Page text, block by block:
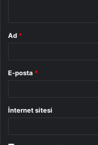
Ad *
E-posta *
İnternet sitesi